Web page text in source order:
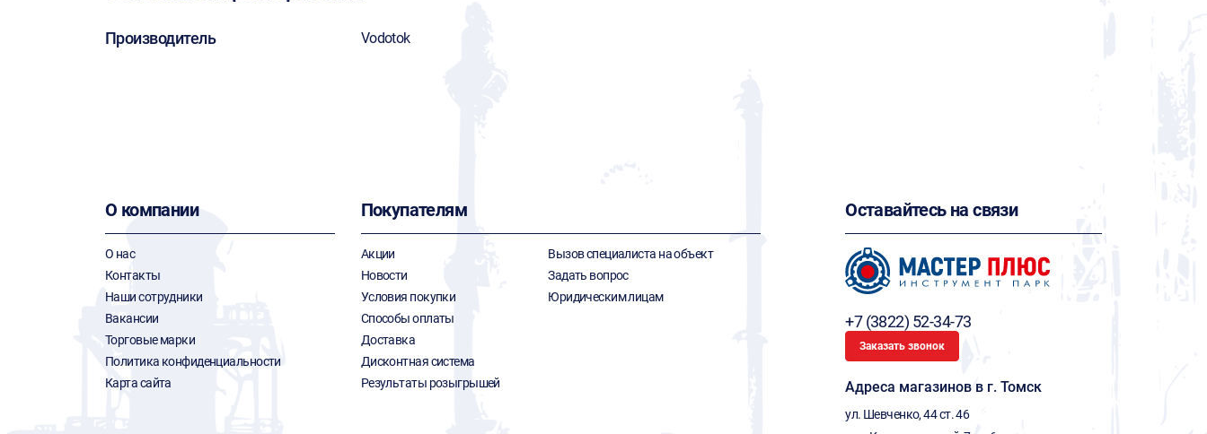
Производитель Vodotok
О компании
О нас
Контакты
Наши сотрудники
Вакансии
Торговые марки
Политика конфиденциальности
Карта сайта
Покупателям
Акции
Новости
Условия покупки
Способы оплаты
Доставка
Дисконтная система
Результаты розыгрышей
Вызов специалиста на объект
Задать вопрос
Юридическим лицам
Оставайтесь на связи
+7 (3822) 52-34-73
Заказать звонок
Адреса магазинов в г. Томск
ул. Шевченко, 44 ст. 46